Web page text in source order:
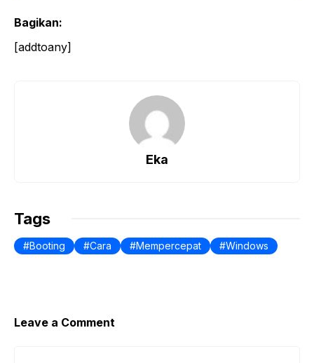
Bagikan:
[addtoany]
Eka
Tags
Booting Cara Mempercepat Windows
Leave a Comment